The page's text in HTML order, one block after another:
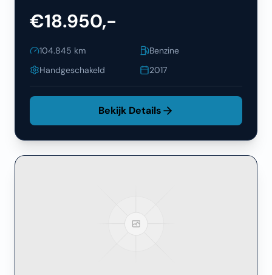
€18.950,-
104.845 km
Benzine
Handgeschakeld
2017
Bekijk Details